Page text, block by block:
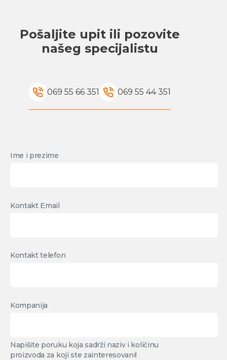
Pošaljite upit ili pozovite
našeg specijalistu
069 55 66 351 069 55 44 351
Ime i prezime
Kontakt Email
Kontakt telefon
Kompanija
Napišite poruku koja sadrži naziv i količinu
proizvoda za koji ste zainteresovani!